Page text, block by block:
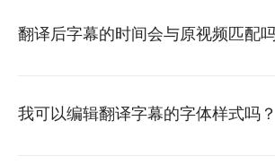
翻译后字幕的时间会与原视频匹配
我可以编辑翻译字幕的字体样式吗？